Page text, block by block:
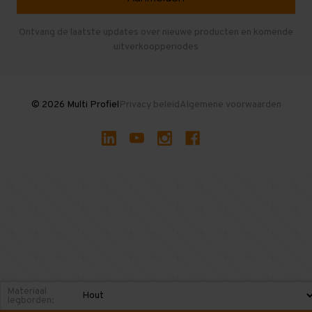
Gebruikte entresolvloeren
Ontvang de laatste updates over nieuwe producten en komende
uitverkoopperiodes
© 2026 Multi ProfielPrivacy beleidAlgemene voorwaarden
Materiaal
legborden: